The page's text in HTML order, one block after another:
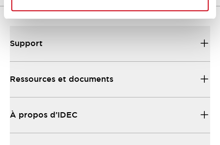
Support
Ressources et documents
À propos d’IDEC